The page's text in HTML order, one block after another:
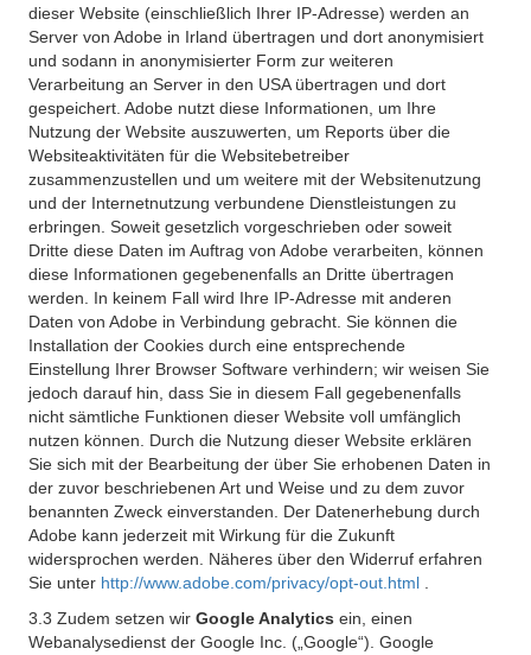
dieser Website (einschließlich Ihrer IP-Adresse) werden an
Server von Adobe in Irland übertragen und dort anonymisiert
und sodann in anonymisierter Form zur weiteren
Verarbeitung an Server in den USA übertragen und dort
gespeichert. Adobe nutzt diese Informationen, um Ihre
Nutzung der Website auszuwerten, um Reports über die
Websiteaktivitäten für die Websitebetreiber
zusammenzustellen und um weitere mit der Websitenutzung
und der Internetnutzung verbundene Dienstleistungen zu
erbringen. Soweit gesetzlich vorgeschrieben oder soweit
Dritte diese Daten im Auftrag von Adobe verarbeiten, können
diese Informationen gegebenenfalls an Dritte übertragen
werden. In keinem Fall wird Ihre IP-Adresse mit anderen
Daten von Adobe in Verbindung gebracht. Sie können die
Installation der Cookies durch eine entsprechende
Einstellung Ihrer Browser Software verhindern; wir weisen Sie
jedoch darauf hin, dass Sie in diesem Fall gegebenenfalls
nicht sämtliche Funktionen dieser Website voll umfänglich
nutzen können. Durch die Nutzung dieser Website erklären
Sie sich mit der Bearbeitung der über Sie erhobenen Daten in
der zuvor beschriebenen Art und Weise und zu dem zuvor
benannten Zweck einverstanden. Der Datenerhebung durch
Adobe kann jederzeit mit Wirkung für die Zukunft
widersprochen werden. Näheres über den Widerruf erfahren
Sie unter http://www.adobe.com/privacy/opt-out.html
3.3 Zudem setzen wir Google Analytics ein, einen
Webanalysedienst der Google Inc. („Google“). Google